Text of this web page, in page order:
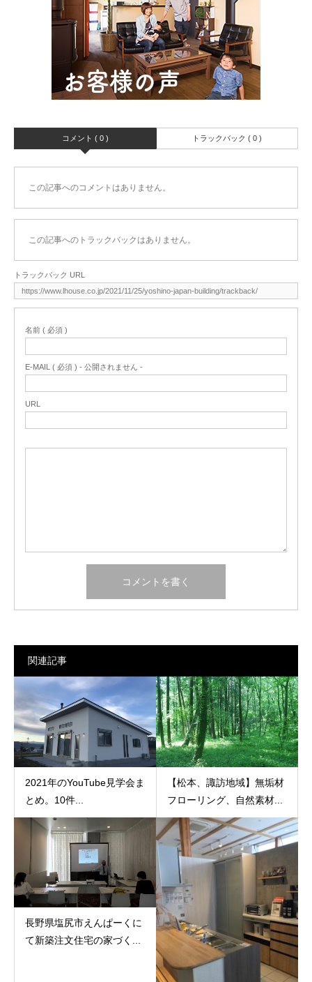
コメント ( 0 ) トラックバック ( 0 )
この記事へのコメントはありません。
この記事へのトラックバックはありません。
トラックバック URL
名前 ( 必須 )
E-MAIL ( 必須 ) - 公開されません -
URL
関連記事
2021年のYouTube見学会ま
とめ。10件...
【松本、諏訪地域】無垢材
フローリング、自然素材...
長野県塩尻市えんぱーくに
て新築注文住宅の家づく...